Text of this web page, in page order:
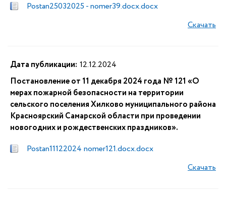
Postan25032025 - nomer39.docx.docx
Скачать
Дата публикации: 12.12.2024
Постановление от 11 декабря 2024 года № 121 «О
мерах пожарной безопасности на территории
сельского поселения Хилково муниципального района
Красноярский Самарской области при проведении
новогодних и рождественских праздников».
Postan11122024 nomer121.docx.docx
Скачать